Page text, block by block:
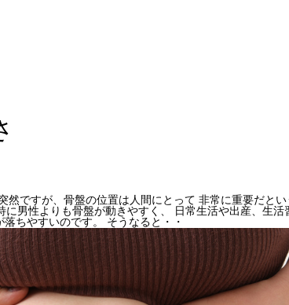
然ですが、骨盤の位置は人間にとって 非常に重要だと
男性よりも骨盤が動きやすく、 日常生活や出産、生活
ちやすいのです。 そうなると・・